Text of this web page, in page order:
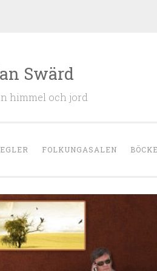
Swärd
himmel och jord
FOLKUNGASALEN